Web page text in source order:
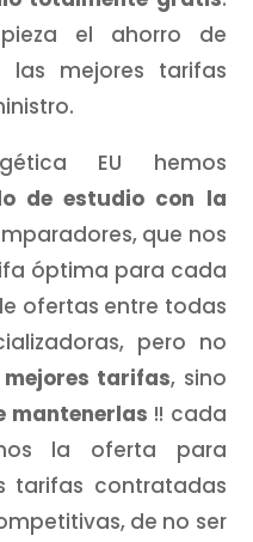
el ahorro de
las mejores tarifas
EU hemos
de estudio con la
que nos
óptima para cada
ofertas entre todas
pero no
tarifas, sino
mantenerlas !! cada
la oferta para
tarifas contratadas
de no ser